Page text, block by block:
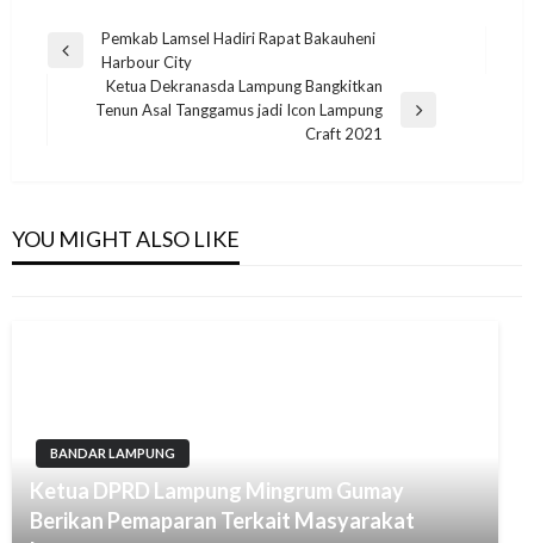
Navigasi
Previous
Pemkab Lamsel Hadiri Rapat Bakauheni
Harbour City
Next
Ketua Dekranasda Lampung Bangkitkan
Tenun Asal Tanggamus jadi Icon Lampung
Craft 2021
YOU MIGHT ALSO LIKE
Tanjungkarang, Ini Masalahnya
10 Juni 2024
BANDAR LAMPUNG
Ketua DPRD Lampung Mingrum Gumay
Berikan Pemaparan Terkait Masyarakat